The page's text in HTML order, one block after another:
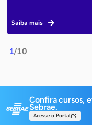
1/10
Saiba mais
Confira cursos,
Sebrae.
Acesse o Portal